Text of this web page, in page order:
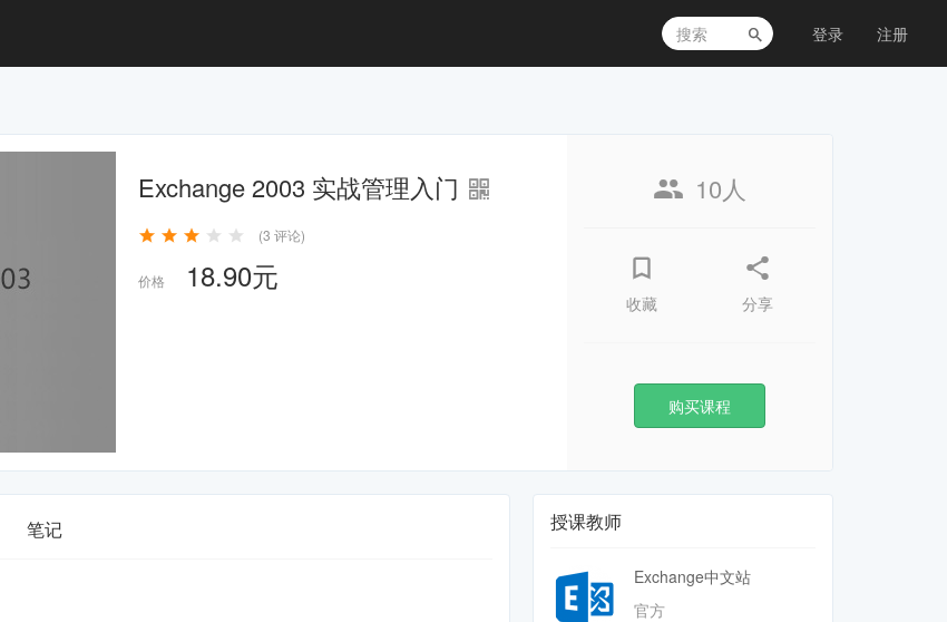
登录 注册
Exchange 2003 实战管理入门
(3 评论)
价格 18.90元
10人
收藏 分享
购买课程
笔记 授课教师
Exchange中文站
官方